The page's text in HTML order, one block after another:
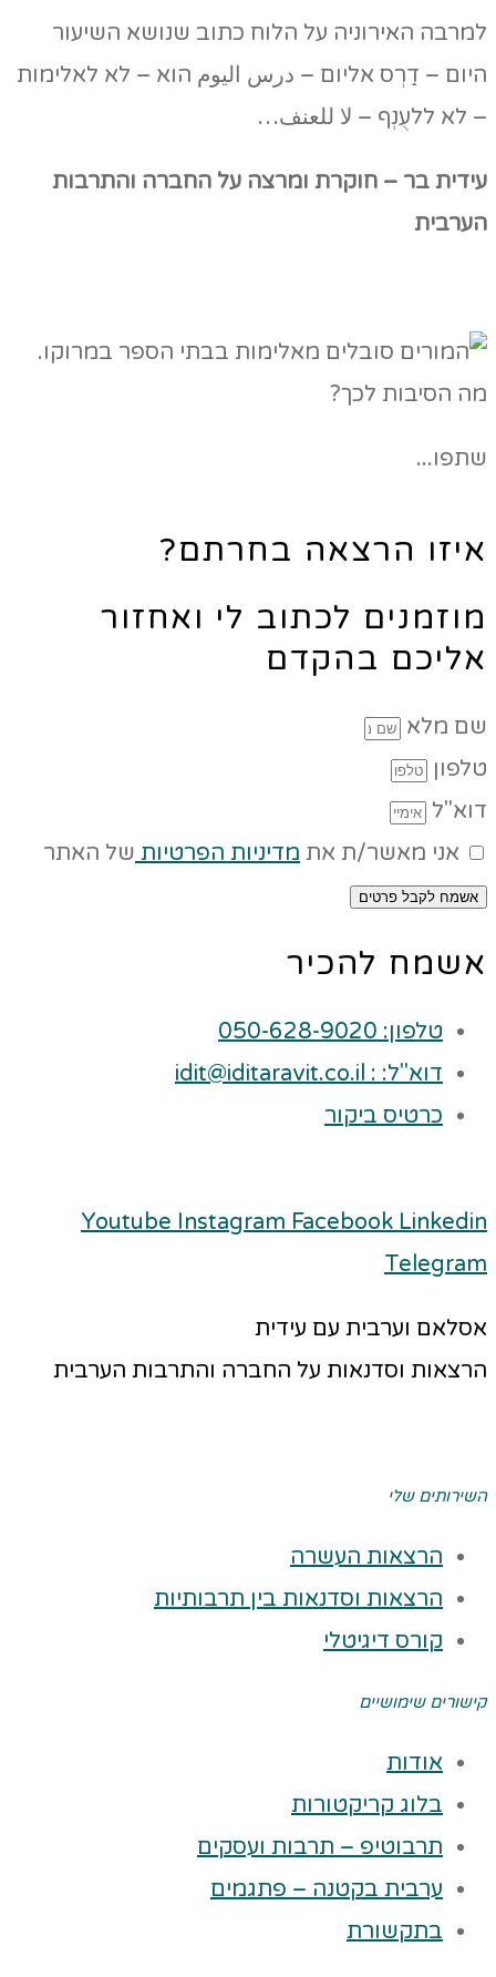
למרבה האירוניה על הלוח כתוב שנושא השיעור
היום – דַרְס אליום – درس اليوم הוא – לא לאלימות
– לא ללעֻנְף – لا للعنف…
עידית בר – חוקרת ומרצה על החברה והתרבות
הערבית
שתפו...
איזו הרצאה בחרתם?
מוזמנים לכתוב לי ואחזור
אליכם בהקדם
שם מלא
טלפון
דוא"ל
אני מאשר/ת את מדיניות הפרטיות של האתר
אשמח לקבל פרטים
אשמח להכיר
טלפון: 050-628-9020
דוא"ל: : idit@iditaravit.co.il
כרטיס ביקור
Youtube Instagram Facebook Linkedin
Telegram
אסלאם וערבית עם עידית
הרצאות וסדנאות על החברה והתרבות הערבית
השירותים שלי
הרצאות העשרה
הרצאות וסדנאות בין תרבותיות
קורס דיגיטלי
קישורים שימושיים
אודות
בלוג קריקטורות
תרבוטיפ – תרבות ועסקים
ערבית בקטנה – פתגמים
בתקשורת